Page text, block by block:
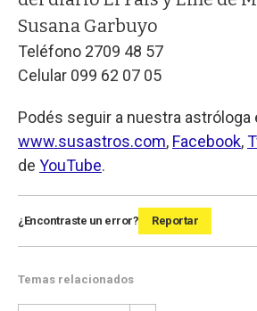
Susana Garbuyo
Teléfono 2709 48 57
Celular 099 62 07 05
Podés seguir a nuestra astróloga
www.susastros.com, Facebook,
de YouTube.
¿Encontraste un error? Reportar
Temas relacionados